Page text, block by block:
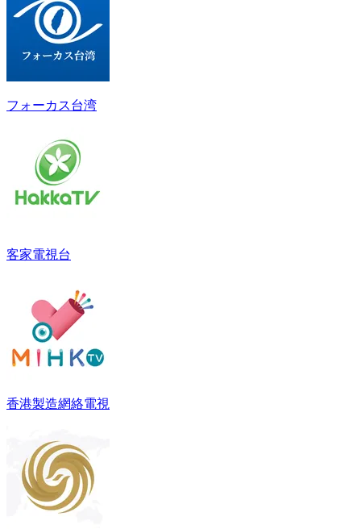
フォーカス台湾
客家電視台
香港製造網絡電視